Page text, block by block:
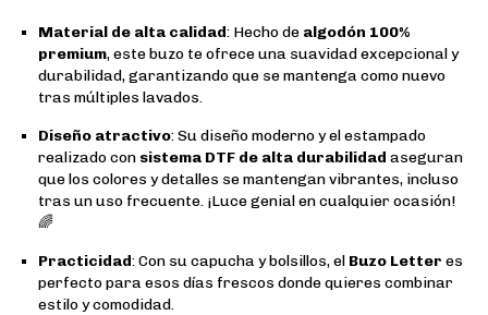
Material de alta calidad: Hecho de algodón 100%
premium, este buzo te ofrece una suavidad excepcional y
durabilidad, garantizando que se mantenga como nuevo
tras múltiples lavados.
Diseño atractivo: Su diseño moderno y el estampado
realizado con sistema DTF de alta durabilidad aseguran
que los colores y detalles se mantengan vibrantes, incluso
tras un uso frecuente. ¡Luce genial en cualquier ocasión!
🌈
Practicidad: Con su capucha y bolsillos, el Buzo Letter es
perfecto para esos días frescos donde quieres combinar
estilo y comodidad.